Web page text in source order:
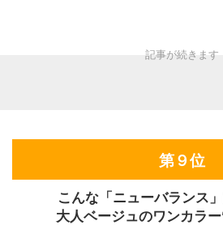
第９位
こんな「ニューバランス
大人ベージュのワンカラ